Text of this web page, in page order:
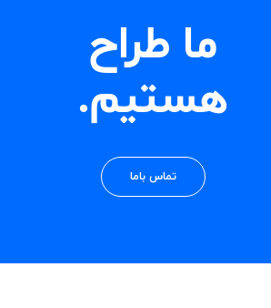
ما طراح
هستیم.
تماس باما